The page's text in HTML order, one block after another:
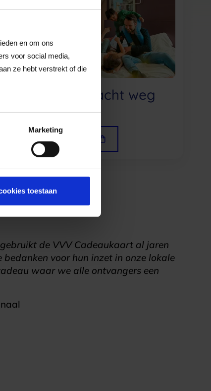
en om ons
voor social media,
ze hebt verstrekt of die
Marketing
toestaan
Dag of nacht weg
Bekijk uitjes
de VVV Cadeaukaart al jaren
bedanken voor hun inzet in onze lokale
waar we alle ontvangers een